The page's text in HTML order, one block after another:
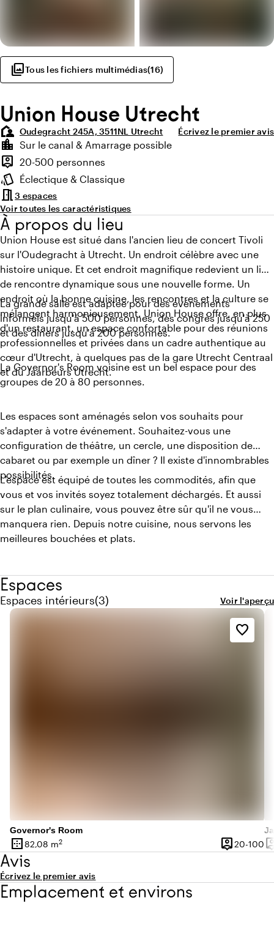
photo_libraryTous les fichiers multimédias(16)
Union House Utrecht
location_away Oudegracht 245A, 3511NL Utrecht Écrivez le premier avis
Points forts
location_city
Environnement
Sur le canal & Amarrage possible
person_pin
Capacité
20-500 personnes
style
Ambiance
Éclectique & Classique
meeting_room3 espaces
Voir toutes les caractéristiques
À propos du lieu
Union House est situé dans l'ancien lieu de concert Tivoli
sur l'Oudegracht à Utrecht. Un endroit célèbre avec une
histoire unique. Et cet endroit magnifique redevient un lieu
de rencontre dynamique sous une nouvelle forme. Un
endroit où la bonne cuisine, les rencontres et la culture se
mélangent harmonieusement. Union House offre, en plus
d'un restaurant, un espace confortable pour des réunions
professionnelles et privées dans un cadre authentique au
cœur d'Utrecht, à quelques pas de la gare Utrecht Centraal
et du Jaarbeurs Utrecht.
La grande salle est adaptée pour des événements
informels jusqu'à 500 personnes, des congrès jusqu'à 250
et des dîners jusqu'à 200 personnes.
La Governor's Room voisine est un bel espace pour des
groupes de 20 à 80 personnes.
Les espaces sont aménagés selon vos souhaits pour
s'adapter à votre événement. Souhaitez-vous une
configuration de théâtre, un cercle, une disposition de
cabaret ou par exemple un dîner ? Il existe d'innombrables
possibilités.
L'espace est équipé de toutes les commodités, afin que
vous et vos invités soyez totalement déchargés. Et aussi
sur le plan culinaire, vous pouvez être sûr qu'il ne vous
manquera rien. Depuis notre cuisine, nous servons les
meilleures bouchées et plats.
Espaces
Espaces intérieurs
Quantité de espaces intérieurs : 3
(3) Voir l'aperçu
Governor's Room
border_outer
Superficie
82,08 m2 person_pin
Capacité
20-100
favorite_border
Avis
Écrivez le premier avis
Emplacement et environs